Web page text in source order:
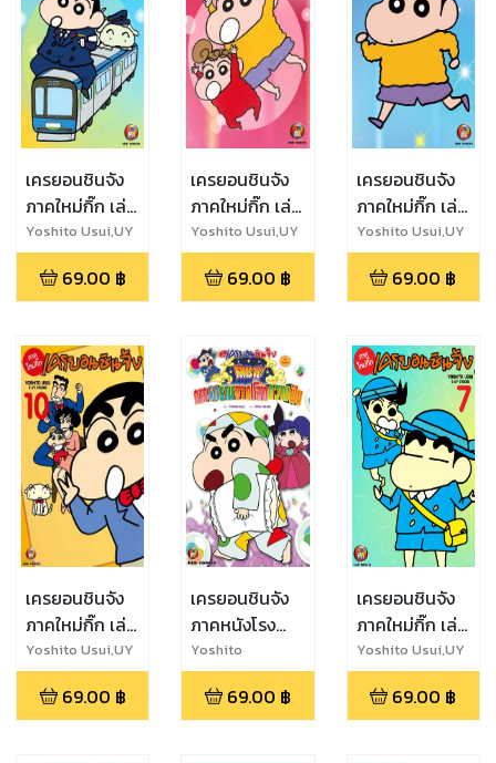
เครยอนชินจัง
ภาคใหม่กิ๊ก เล่ม
3
Yoshito Usui,UY
Studio
69.00 ฿
เครยอนชินจัง
ภาคใหม่กิ๊ก เล่ม
2
Yoshito Usui,UY
Studio
69.00 ฿
เครยอนชินจัง
ภาคใหม่กิ๊ก เล่ม
1Yoshito Usui,UY
Studio
69.00 ฿
เครยอนชินจัง
ภาคใหม่กิ๊ก เล่ม
10
Yoshito Usui,UY
Studio
69.00 ฿
เครยอนชินจัง
ภาคหนังโรง
ตอน หลับ
กระจุย! การ
รุกรานจากโลก
Yoshito
Usui,Mirei Takata
69.00 ฿
เครยอนชินจัง
ภาคใหม่กิ๊ก เล่ม
7
Yoshito Usui,UY
Studio
69.00 ฿